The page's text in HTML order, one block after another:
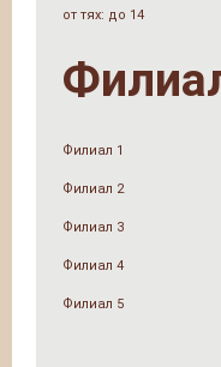
от тях: до 14
Филиал 1
Филиал 2
Филиал 3
Филиал 4
Филиал 5